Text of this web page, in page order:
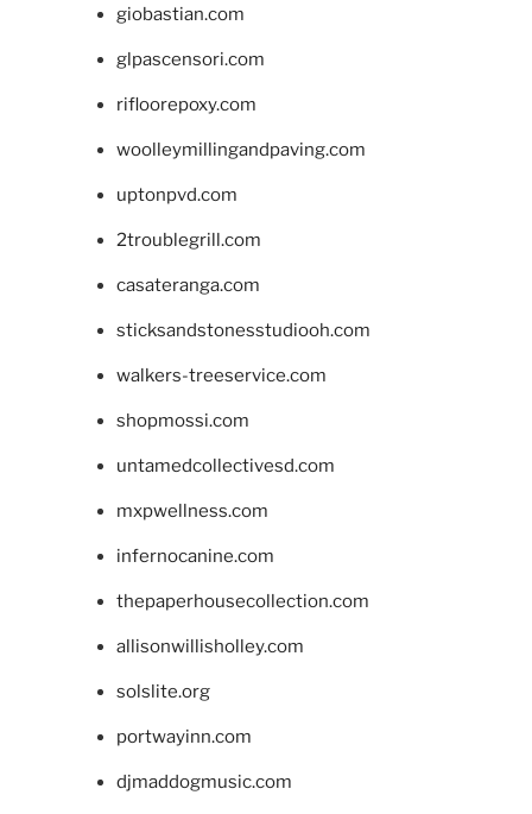
giobastian.com
glpascensori.com
rifloorepoxy.com
woolleymillingandpaving.com
uptonpvd.com
2troublegrill.com
casateranga.com
sticksandstonesstudiooh.com
walkers-treeservice.com
shopmossi.com
untamedcollectivesd.com
mxpwellness.com
infernocanine.com
thepaperhousecollection.com
allisonwillisholley.com
solslite.org
portwayinn.com
djmaddogmusic.com